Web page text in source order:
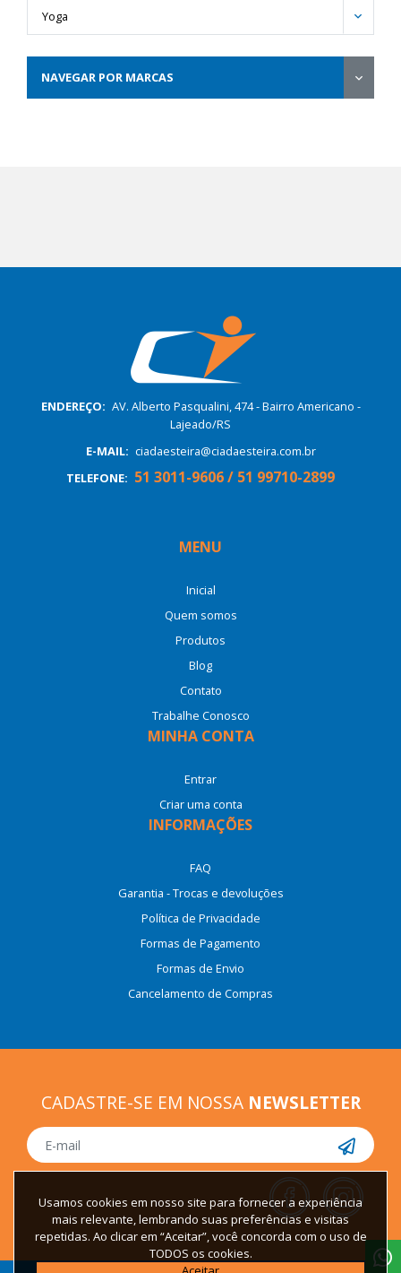
Yoga
NAVEGAR POR MARCAS
Usamos cookies em nosso site para fornecer a experiência
mais relevante, lembrando suas preferências e visitas
repetidas. Ao clicar em “Aceitar”, você concorda com o uso de
TODOS os cookies.
ENDEREÇO: AV. Alberto Pasqualini, 474 - Bairro Americano -
Lajeado/RS
E-MAIL: ciadaesteira@ciadaesteira.com.br
TELEFONE: 51 3011-9606 / 51 99710-2899
MENU
Inicial
Quem somos
Produtos
Blog
Contato
Trabalhe Conosco
MINHA CONTA
Entrar
Criar uma conta
INFORMAÇÕES
FAQ
Garantia - Trocas e devoluções
Política de Privacidade
Formas de Pagamento
Formas de Envio
Cancelamento de Compras
CADASTRE-SE EM NOSSA NEWSLETTER